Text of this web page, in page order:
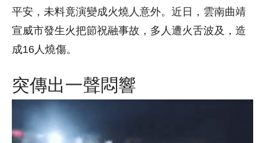
平安，未料竟演變成火燒人意外。近日，雲南曲靖
宣威市發生火把節祝融事故，多人遭火舌波及，造
成16人燒傷。
突傳出一聲悶響